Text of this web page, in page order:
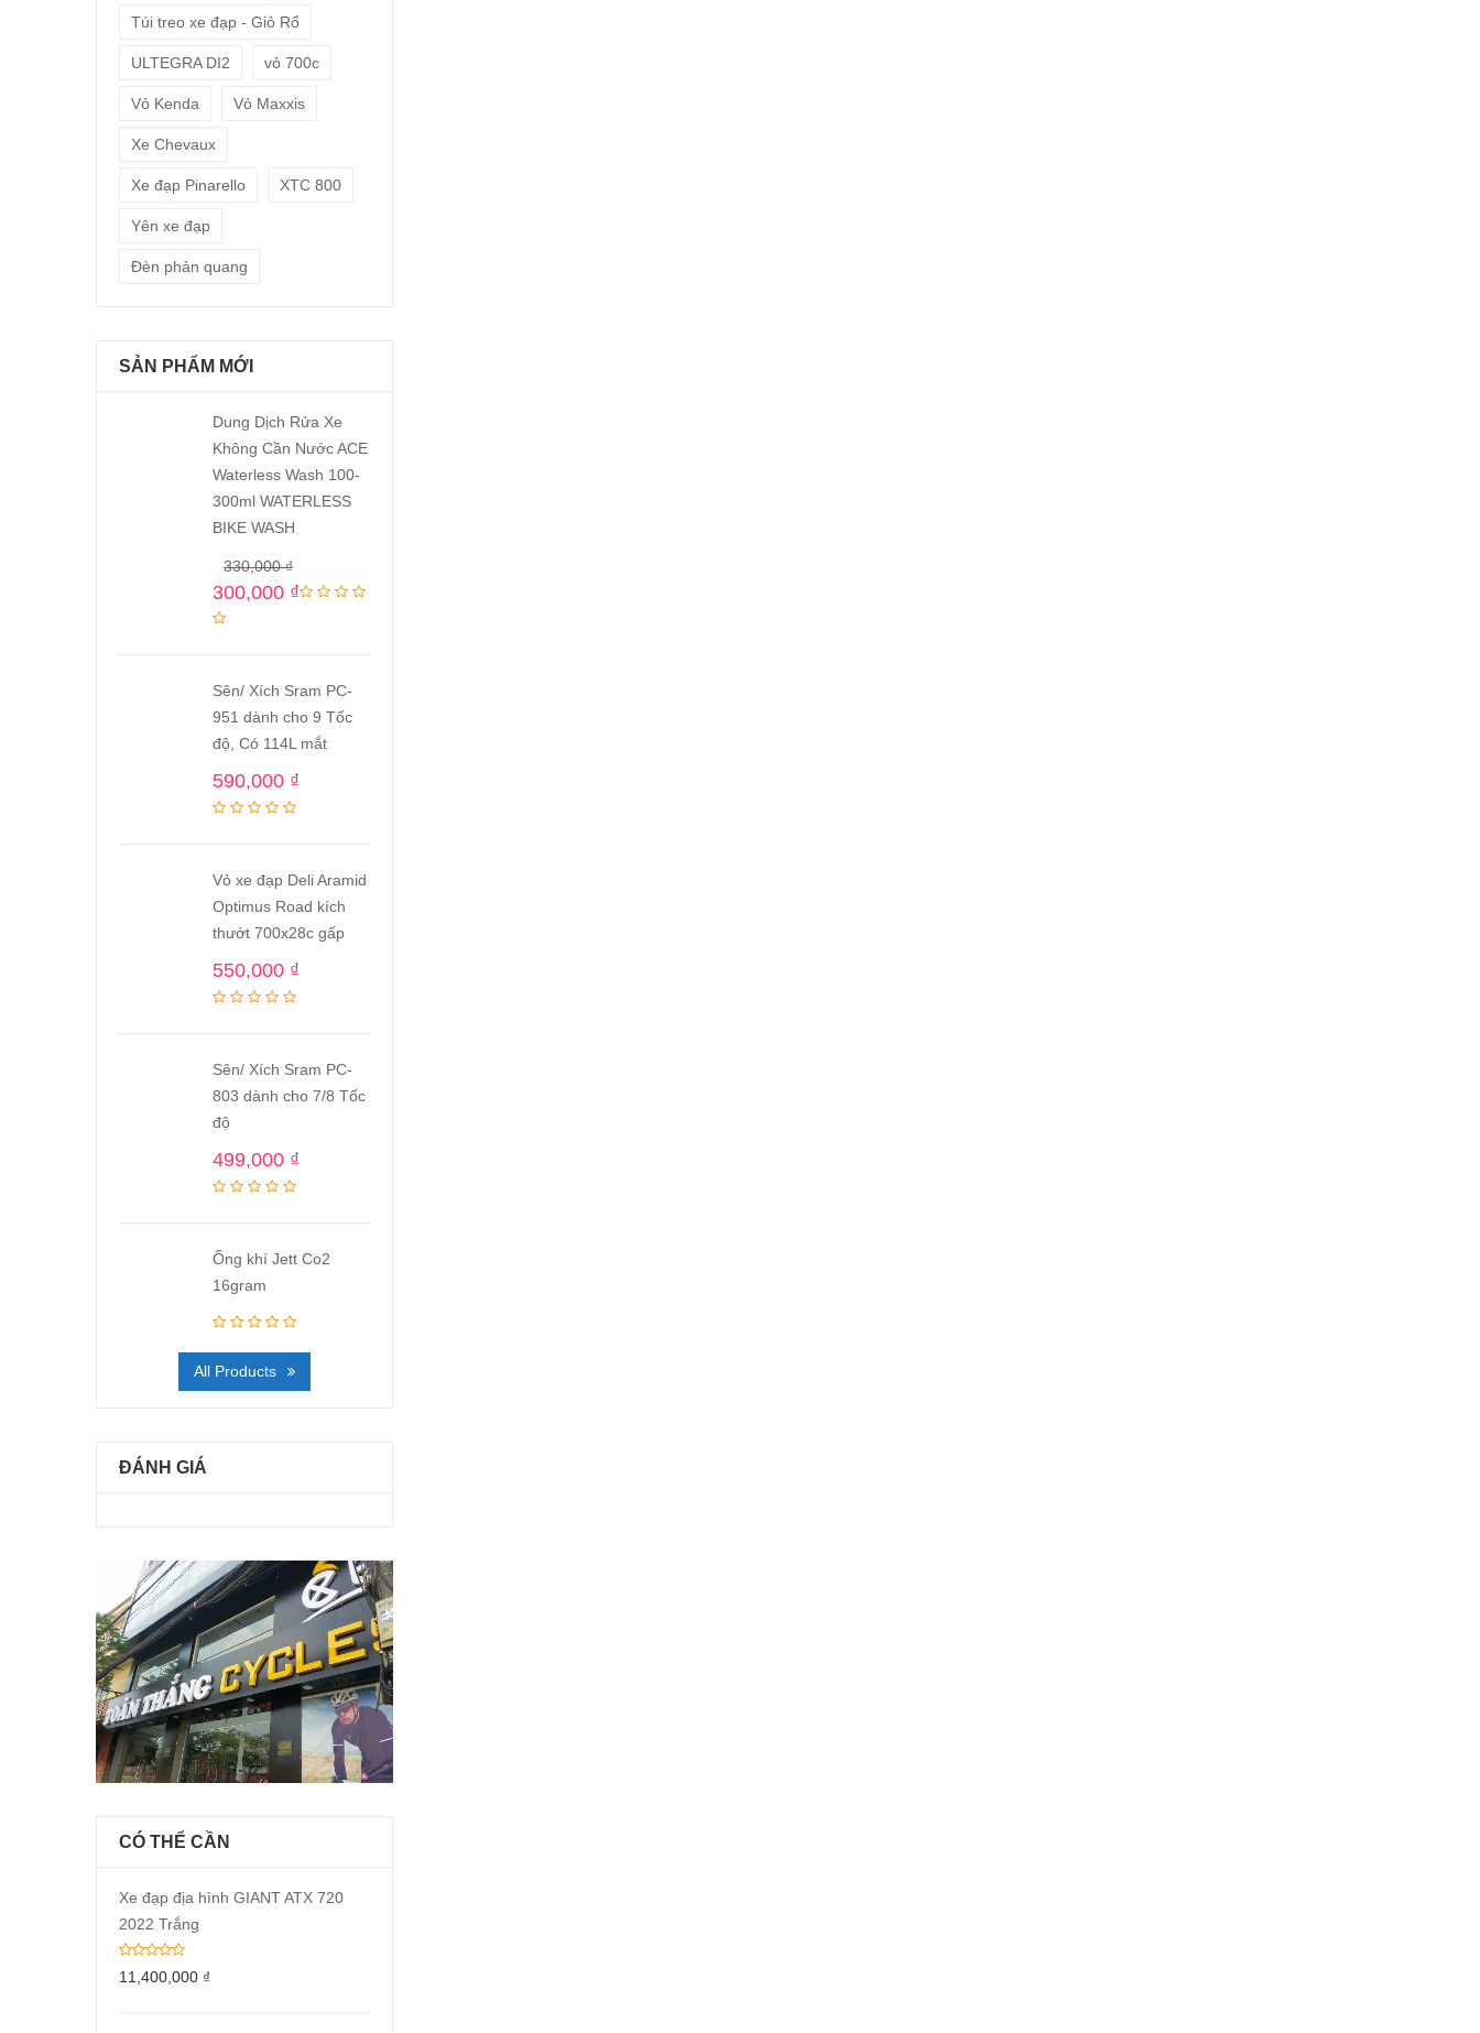
Túi treo xe đạp - Giỏ Rổ
ULTEGRA DI2 vỏ 700c
Vỏ Kenda Vỏ Maxxis
Xe Chevaux
Xe đạp Pinarello XTC 800
Yên xe đạp
Đèn phản quang
SẢN PHẨM MỚI
Dung Dịch Rửa Xe
Không Cần Nước ACE
Waterless Wash 100-
300ml WATERLESS
BIKE WASH
330,000₫
300,000 ₫
Sên/ Xích Sram PC-
951 dành cho 9 Tốc
độ, Có 114L mắt
590,000 ₫
Vỏ xe đạp Deli Aramid
Optimus Road kích
thướt 700x28c gấp
550,000 ₫
Sên/ Xích Sram PC-
803 dành cho 7/8 Tốc
độ
499,000 ₫
Ống khí Jett Co2
16gram
All Products
ĐÁNH GIÁ
CÓ THỂ CẦN
Xe đạp địa hình GIANT ATX 720
2022 Trắng
11,400,000 ₫